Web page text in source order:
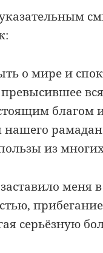
о мире и
благом
нашего
из
меня
серьёзную